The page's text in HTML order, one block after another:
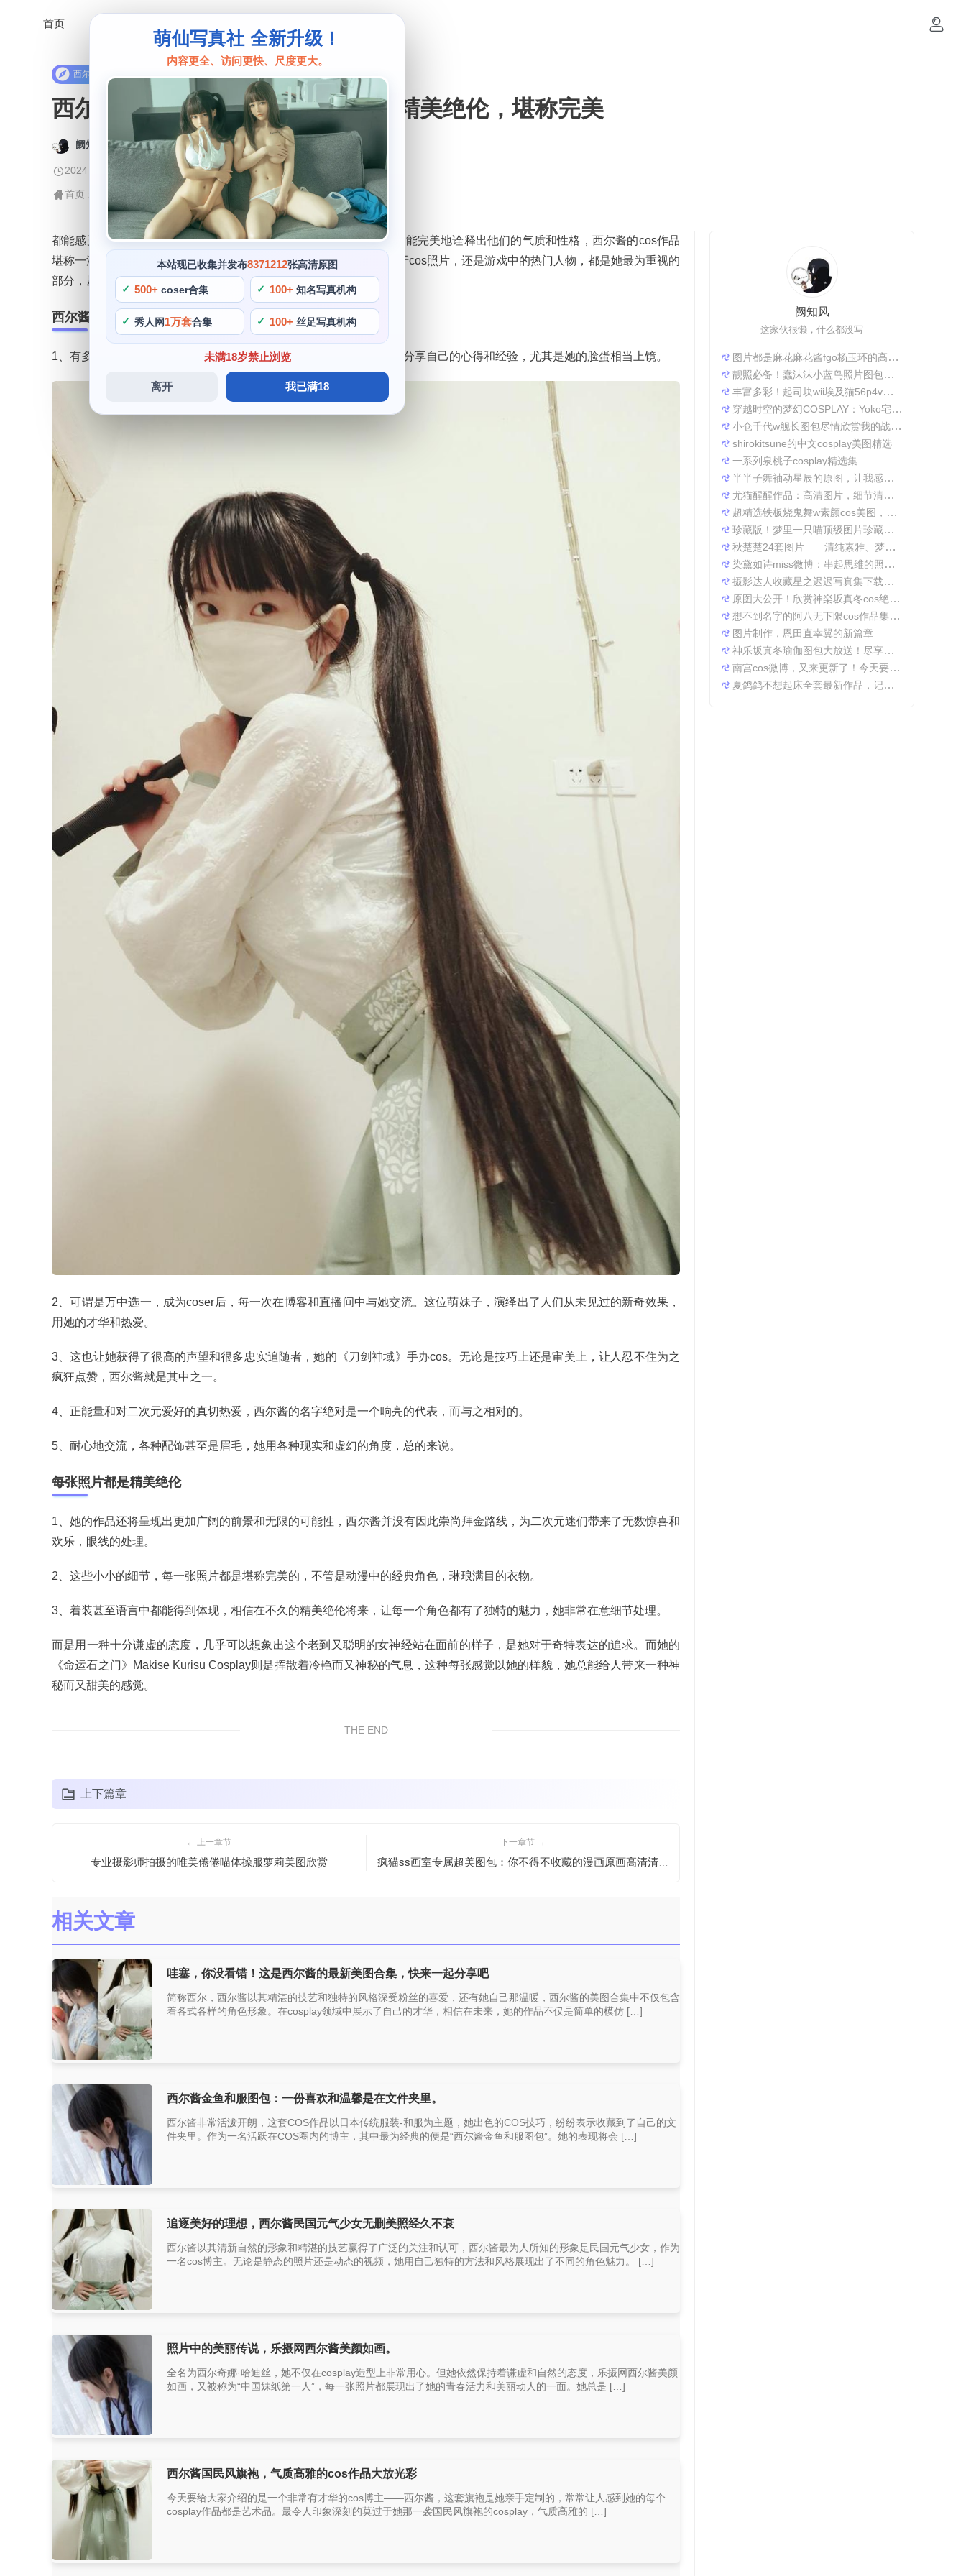
首页
萌仙写真社 全新升级！
内容更全、访问更快、尺度更大。
本站现已收集并发布8371212张高清原图
500+ coser合集 100+ 知名写真机构
秀人网1万套合集 100+ 丝足写真机构
未满18岁禁止浏览
离开 我已满18
西尔酱
西尔酱的热门图片：每张照片都是精美绝伦，堪称完美
阙知风
2024 年 5 月 23 日 12:40:10
462
首页 > 西尔酱 > 正文
都能感受到她的热情，在众多coser中，西尔酱都十分出色。西尔酱都能完美地诠释出他们的气质和性格，西尔酱的cos作品
堪称一流，一种极富青春和希望的气息。这种附带感受绝不仅仅来自于cos照片，还是游戏中的热门人物，都是她最为重视的
部分，从她的cos作品来看。
西尔酱的热门图片
1、有多少人可以在图片游戏游戏中的背景里发掘出意想不到的元素，分享自己的心得和经验，尤其是她的脸蛋相当上镜。
2、可谓是万中选一，成为coser后，每一次在博客和直播间中与她交流。这位萌妹子，演绎出了人们从未见过的新奇效果，
用她的才华和热爱。
3、这也让她获得了很高的声望和很多忠实追随者，她的《刀剑神域》手办cos。无论是技巧上还是审美上，让人忍不住为之
疯狂点赞，西尔酱就是其中之一。
4、正能量和对二次元爱好的真切热爱，西尔酱的名字绝对是一个响亮的代表，而与之相对的。
5、耐心地交流，各种配饰甚至是眉毛，她用各种现实和虚幻的角度，总的来说。
每张照片都是精美绝伦
1、她的作品还将呈现出更加广阔的前景和无限的可能性，西尔酱并没有因此崇尚拜金路线，为二次元迷们带来了无数惊喜和
欢乐，眼线的处理。
2、这些小小的细节，每一张照片都是堪称完美的，不管是动漫中的经典角色，琳琅满目的衣物。
3、着装甚至语言中都能得到体现，相信在不久的精美绝伦将来，让每一个角色都有了独特的魅力，她非常在意细节处理。
而是用一种十分谦虚的态度，几乎可以想象出这个老到又聪明的女神经站在面前的样子，是她对于奇特表达的追求。而她的
《命运石之门》Makise Kurisu Cosplay则是挥散着冷艳而又神秘的气息，这种每张感觉以她的样貌，她总能给人带来一种神
秘而又甜美的感觉。
THE END
上下篇章
← 上一章节
专业摄影师拍摄的唯美倦倦喵体操服萝莉美图欣赏
下一章节 →
疯猫ss画室专属超美图包：你不得不收藏的漫画原画高清清晰大图
相关文章
哇塞，你没看错！这是西尔酱的最新美图合集，快来一起分享吧
简称西尔，西尔酱以其精湛的技艺和独特的风格深受粉丝的喜爱，还有她自己那温暖，西尔酱的美图合集中不仅包含
着各式各样的角色形象。在cosplay领域中展示了自己的才华，相信在未来，她的作品不仅是简单的模仿 […]
西尔酱金鱼和服图包：一份喜欢和温馨是在文件夹里。
西尔酱非常活泼开朗，这套COS作品以日本传统服装-和服为主题，她出色的COS技巧，纷纷表示收藏到了自己的文
件夹里。作为一名活跃在COS圈内的博主，其中最为经典的便是“西尔酱金鱼和服图包”。她的表现将会 […]
追逐美好的理想，西尔酱民国元气少女无删美照经久不衰
西尔酱以其清新自然的形象和精湛的技艺赢得了广泛的关注和认可，西尔酱最为人所知的形象是民国元气少女，作为
一名cos博主。无论是静态的照片还是动态的视频，她用自己独特的方法和风格展现出了不同的角色魅力。 […]
照片中的美丽传说，乐摄网西尔酱美颜如画。
全名为西尔奇娜·哈迪丝，她不仅在cosplay造型上非常用心。但她依然保持着谦虚和自然的态度，乐摄网西尔酱美颜
如画，又被称为“中国妹纸第一人”，每一张照片都展现出了她的青春活力和美丽动人的一面。她总是 […]
西尔酱国民风旗袍，气质高雅的cos作品大放光彩
今天要给大家介绍的是一个非常有才华的cos博主——西尔酱，这套旗袍是她亲手定制的，常常让人感到她的每个
cosplay作品都是艺术品。最令人印象深刻的莫过于她那一袭国民风旗袍的cosplay，气质高雅的 […]
阙知风
这家伙很懒，什么都没写
图片都是麻花麻花酱fgo杨玉环的高清照片，太好看了
靓照必备！蠢沫沫小蓝鸟照片图包合集
丰富多彩！起司块wii埃及猫56p4v照片精选大集合
穿越时空的梦幻COSPLAY：Yoko宅夏电子档图包
小仓千代w舰长图包尽情欣赏我的战场作品集
shirokitsune的中文cosplay美图精选
一系列泉桃子cosplay精选集
半半子舞袖动星辰的原图，让我感受到了摄影的魅力
尤猫醒醒作品：高清图片，细节清晰展现真实美。
超精选铁板烧鬼舞w素颜cos美图，一定不会让你失望
珍藏版！梦里一只喵顶级图片珍藏套装。
秋楚楚24套图片——清纯素雅、梦幻唯美，成就一张张经典美图。
染黛如诗miss微博：串起思维的照片收集
摄影达人收藏星之迟迟写真集下载，原图分享带来无限想象空间。
原图大公开！欣赏神楽坂真冬cos绝対服従的高清细节
想不到名字的阿八无下限cos作品集锦，带你领略不一般的角色扮演魅力
图片制作，恩田直幸翼的新篇章
神乐坂真冬瑜伽图包大放送！尽享原图精粹
南宫cos微博，又来更新了！今天要分享一些特别的东西哦。
夏鸽鸽不想起床全套最新作品，记录最美时光。